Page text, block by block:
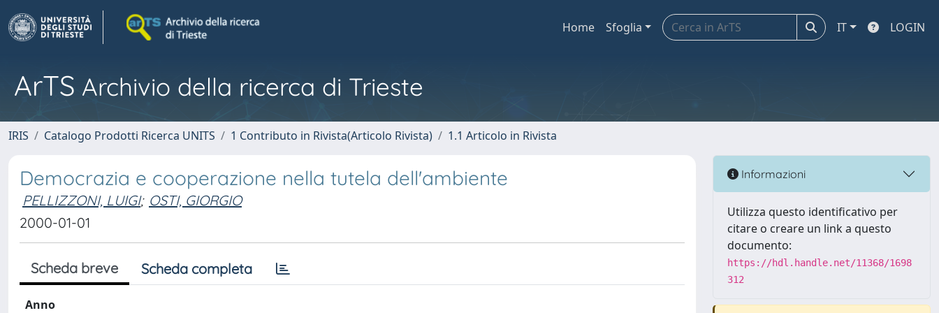
Home Sfoglia IT LOGIN
ArTS Archivio della ricerca di Trieste
IRIS Catalogo Prodotti Ricerca UNITS 1 Contributo in Rivista(Articolo Rivista) 1.1 Articolo in Rivista
Democrazia e cooperazione nella tutela dell'ambiente
PELLIZZONI, LUIGI; OSTI, GIORGIO
2000-01-01
Scheda breve Scheda completa
Anno
Informazioni
Utilizza questo identificativo per
citare o creare un link a questo
documento:
https://hdl.handle.net/11368/1698
312